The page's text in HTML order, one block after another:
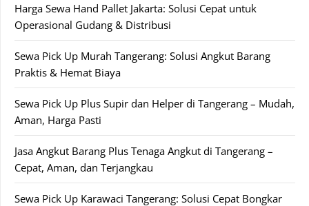
Harga Sewa Hand Pallet Jakarta: Solusi Cepat untuk
Operasional Gudang & Distribusi
Sewa Pick Up Murah Tangerang: Solusi Angkut Barang
Praktis & Hemat Biaya
Sewa Pick Up Plus Supir dan Helper di Tangerang – Mudah,
Aman, Harga Pasti
Jasa Angkut Barang Plus Tenaga Angkut di Tangerang –
Cepat, Aman, dan Terjangkau
Sewa Pick Up Karawaci Tangerang: Solusi Cepat Bongkar